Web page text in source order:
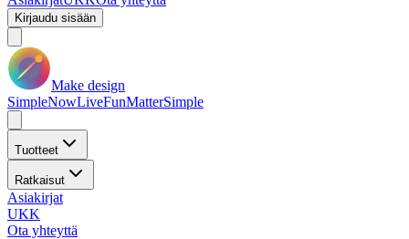
Kirjaudu sisään
Make design
SimpleNowLiveFunMatterSimple
Tuotteet
Ratkaisut
Asiakirjat
UKK
Ota yhteyttä